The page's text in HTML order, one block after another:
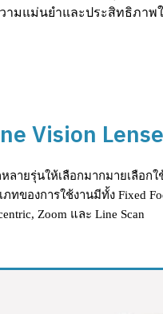
ามแม่นยำและประสิทธิภาพ
Vision
ลายรุ่นให้เลือกมากมายเลือก
ทของการใช้งานมีทั้ง Fixed
Zoom และ Line Scan